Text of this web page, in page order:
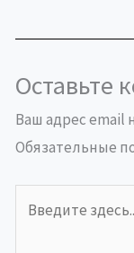
Оставьте
Ваш адрес email
Обязательные
здесь...